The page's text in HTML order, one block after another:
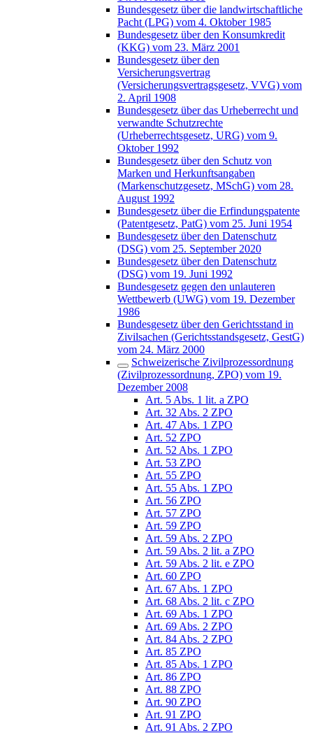
Bundesgesetz über die landwirtschaftliche
Pacht (LPG) vom 4. Oktober 1985
Bundesgesetz über den Konsumkredit
(KKG) vom 23. März 2001
Bundesgesetz über den
Versicherungsvertrag
(Versicherungsvertragsgesetz, VVG) vom
2. April 1908
Bundesgesetz über das Urheberrecht und
verwandte Schutzrechte
(Urheberrechtsgesetz, URG) vom 9.
Oktober 1992
Bundesgesetz über den Schutz von
Marken und Herkunftsangaben
(Markenschutzgesetz, MSchG) vom 28.
August 1992
Bundesgesetz über die Erfindungspatente
(Patentgesetz, PatG) vom 25. Juni 1954
Bundesgesetz über den Datenschutz
(DSG) vom 25. September 2020
Bundesgesetz über den Datenschutz
(DSG) vom 19. Juni 1992
Bundesgesetz gegen den unlauteren
Wettbewerb (UWG) vom 19. Dezember
1986
Bundesgesetz über den Gerichtsstand in
Zivilsachen (Gerichtsstandsgesetz, GestG)
vom 24. März 2000
Schweizerische Zivilprozessordnung
(Zivilprozessordnung, ZPO) vom 19.
Dezember 2008
Art. 5 Abs. 1 lit. a ZPO
Art. 32 Abs. 2 ZPO
Art. 47 Abs. 1 ZPO
Art. 52 ZPO
Art. 52 Abs. 1 ZPO
Art. 53 ZPO
Art. 55 ZPO
Art. 55 Abs. 1 ZPO
Art. 56 ZPO
Art. 57 ZPO
Art. 59 ZPO
Art. 59 Abs. 2 ZPO
Art. 59 Abs. 2 lit. a ZPO
Art. 59 Abs. 2 lit. e ZPO
Art. 60 ZPO
Art. 67 Abs. 1 ZPO
Art. 68 Abs. 2 lit. c ZPO
Art. 69 Abs. 1 ZPO
Art. 69 Abs. 2 ZPO
Art. 84 Abs. 2 ZPO
Art. 85 ZPO
Art. 85 Abs. 1 ZPO
Art. 86 ZPO
Art. 88 ZPO
Art. 90 ZPO
Art. 91 ZPO
Art. 91 Abs. 2 ZPO